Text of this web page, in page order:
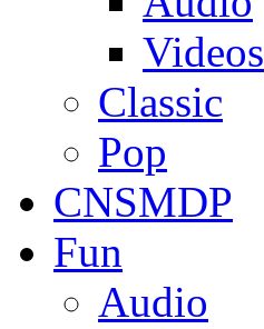
Videos
Classic
Pop
CNSMDP
Fun
Audio